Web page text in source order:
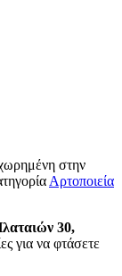
στην
Αρτοποιεία
30,
για να φτάσετε